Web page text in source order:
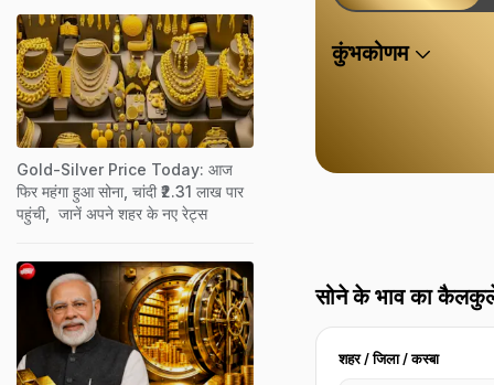
कुंभकोणम
सोने के भाव का
शहर / जिला / कस्बा
Gold-Silver Price Today: आज
फिर महंगा हुआ सोना, चांदी ₹2.31 लाख पार
पहुंची, जानें अपने शहर के नए रेट्स